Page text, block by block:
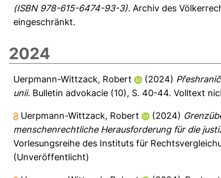
(ISBN 978-615-6474-93-3). Archiv des
eingeschränkt.
2024
Uerpmann-Wittzack, Robert (2024)
unii. Bulletin advokacie (10), S. 40-44. Volltext
Uerpmann-Wittzack, Robert (2024)
menschenrechtliche Herausforderung für die
Vorlesungsreihe des Instituts für
(Unveröffentlicht)